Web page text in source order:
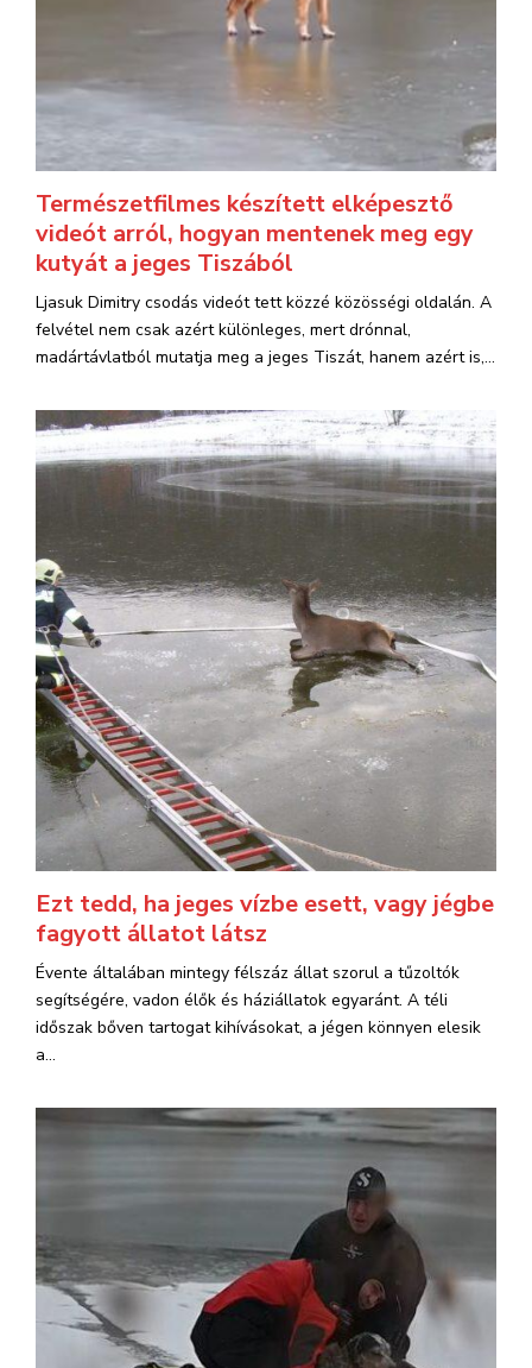
Természetfilmes készített elképesztő
videót arról, hogyan mentenek meg egy
kutyát a jeges Tiszából
Ljasuk Dimitry csodás videót tett közzé közösségi oldalán. A
felvétel nem csak azért különleges, mert drónnal,
madártávlatból mutatja meg a jeges Tiszát, hanem azért is,...
Ezt tedd, ha jeges vízbe esett, vagy jégbe
fagyott állatot látsz
Évente általában mintegy félszáz állat szorul a tűzoltók
segítségére, vadon élők és háziállatok egyaránt. A téli
időszak bőven tartogat kihívásokat, a jégen könnyen elesik
a...